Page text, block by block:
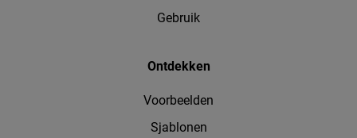
Gebruik
Ontdekken
Voorbeelden
Sjablonen